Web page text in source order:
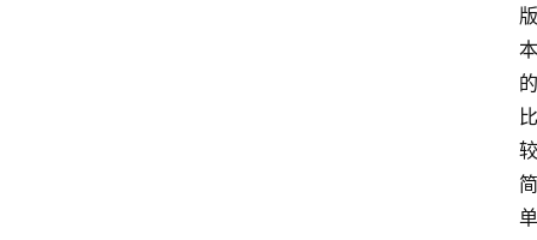
版
本
的
比
较
简
单